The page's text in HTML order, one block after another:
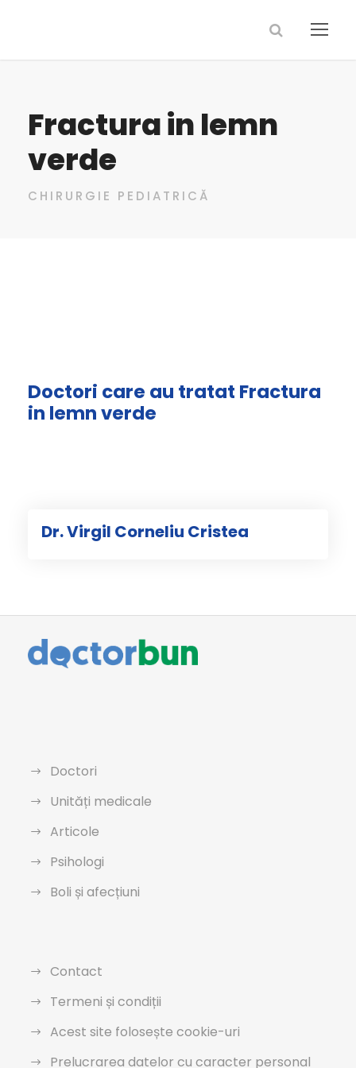
Fractura in lemn
verde
CHIRURGIE PEDIATRICĂ
Doctori care au tratat Fractura
in lemn verde
Dr. Virgil Corneliu Cristea
Doctori
Unități medicale
Articole
Psihologi
Boli și afecțiuni
Contact
Termeni și condiții
Acest site folosește cookie-uri
Prelucrarea datelor cu caracter personal